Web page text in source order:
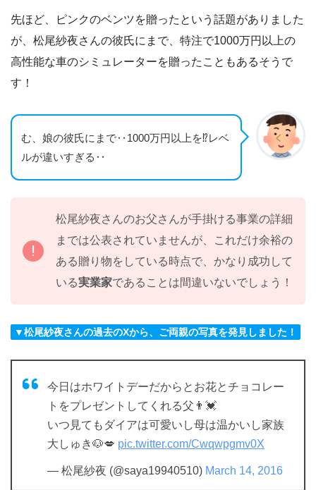
先ほど、ピンクのベンツを贈ったという話題がありました
が、松尾紗夜さんの彼氏にまで、特注で1000万円以上の
高性能な車のシミュレーターを贈ったこともあるそうで
す！
む、娘の彼氏にまで‥1000万円以上を⁉レベ
ルが違いすぎる‥
松尾紗夜さんのお父さんが手掛ける事業の詳細
までは公表されていませんが、これだけ余裕の
ある贈り物をしている時点で、かなり成功して
いる実業家であることは間違いないでしょう！
▼松尾紗夜さんの過去のXから、ご両親の写真を発見しました！
今日はホワイトデーだからとお花とチョコレー
トをプレゼントしてくれる父👨💓
いつ見てもダイアは可愛いし母は温かいし家族
大しゅき🐶💋 pic.twitter.com/Cwqwpgmv0X
— 松尾紗夜 (@saya19940510) March 14, 2016